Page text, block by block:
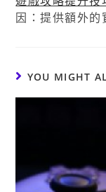
因：提供額外的
YOU MIGHT